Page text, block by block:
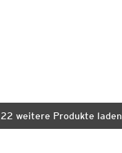
22 weitere Produkte laden